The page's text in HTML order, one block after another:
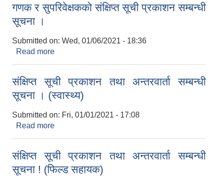
गणक र सुपरिवेक्षकको संक्षिप्त सूची प्रकाशन सम्बन्धी
सूचना ।
Submitted on: Wed, 01/06/2021 - 18:36
Read more
संक्षिप्त सूची प्रकाशन तथा अन्तरवार्ता सम्बन्धी
सूचना । (स्वास्थ्य)
Submitted on: Fri, 01/01/2021 - 17:08
Read more
संक्षिप्त सूची प्रकाशन तथा अन्तरवार्ता सम्बन्धी
सूचना ! (फिल्ड सहायक)